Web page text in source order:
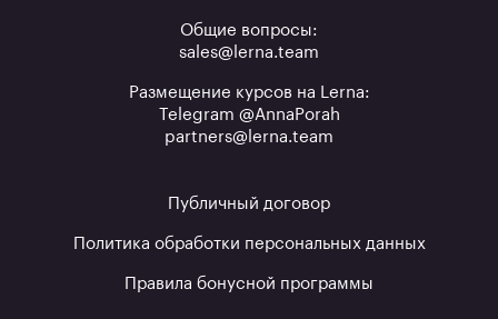
Общие вопросы:
sales@lerna.team
Размещение курсов на Lerna:
Telegram @AnnaPorah
partners@lerna.team
Публичный договор
Политика обработки персональных данных
Правила бонусной программы